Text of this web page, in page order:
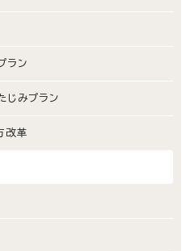
ラン
じみプラン
改革